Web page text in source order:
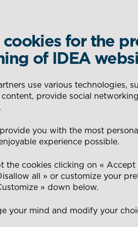
DELEGATED
CONSEIL POUR LA
DES FLUX
AERONAUTIC
ENERGY
NAVAL
DEFENCE
SEARCH
sur nos sites,
cookies for the
of IDEA
use various technologies,
provide social
you with the most
experience possible.
the cookies clicking on « Accept
all » or customize your
» down below.
your mind and modify your